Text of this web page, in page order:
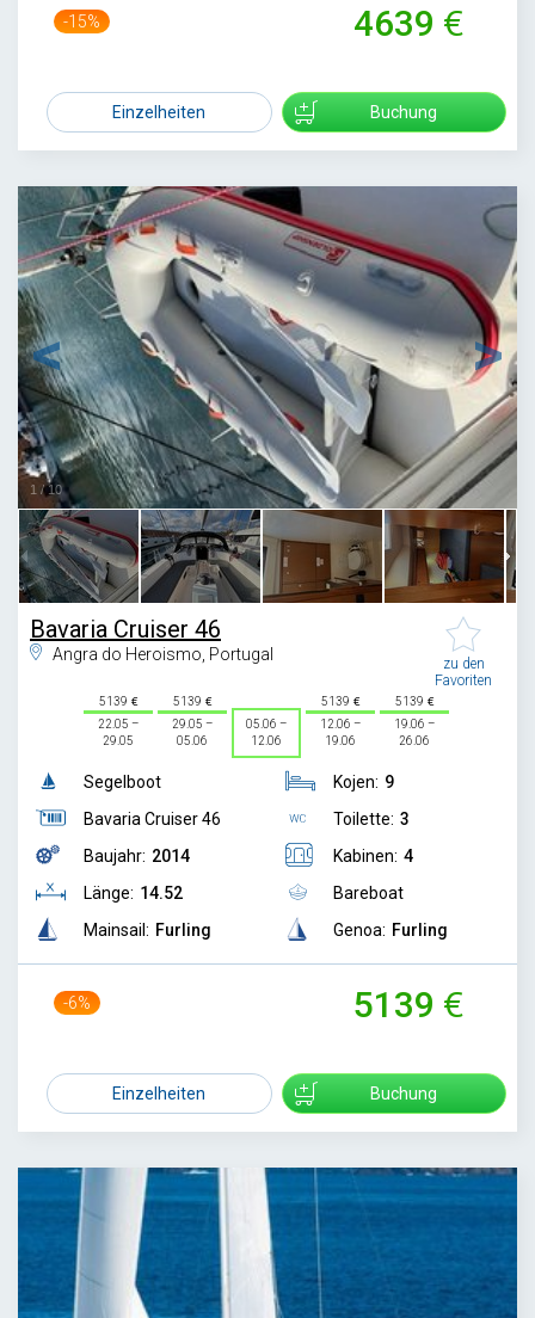
-15% 4639
Einzelheiten Buchung
1 /10
Bavaria Cruiser 46
Angra do Heroismo, Portugal
zu den
Favoriten
5139
22.05 –
29.05
5139
29.05 –
05.06
05.06 –
12.06
5139
12.06 –
19.06
5139
19.06 –
26.06
Segelboot
Bavaria Cruiser 46
Baujahr: 2014
Länge: 14.52
Mainsail: Furling
Kojen: 9
Toilette: 3
Kabinen: 4
Bareboat
Genoa: Furling
-6% 5139
Einzelheiten Buchung